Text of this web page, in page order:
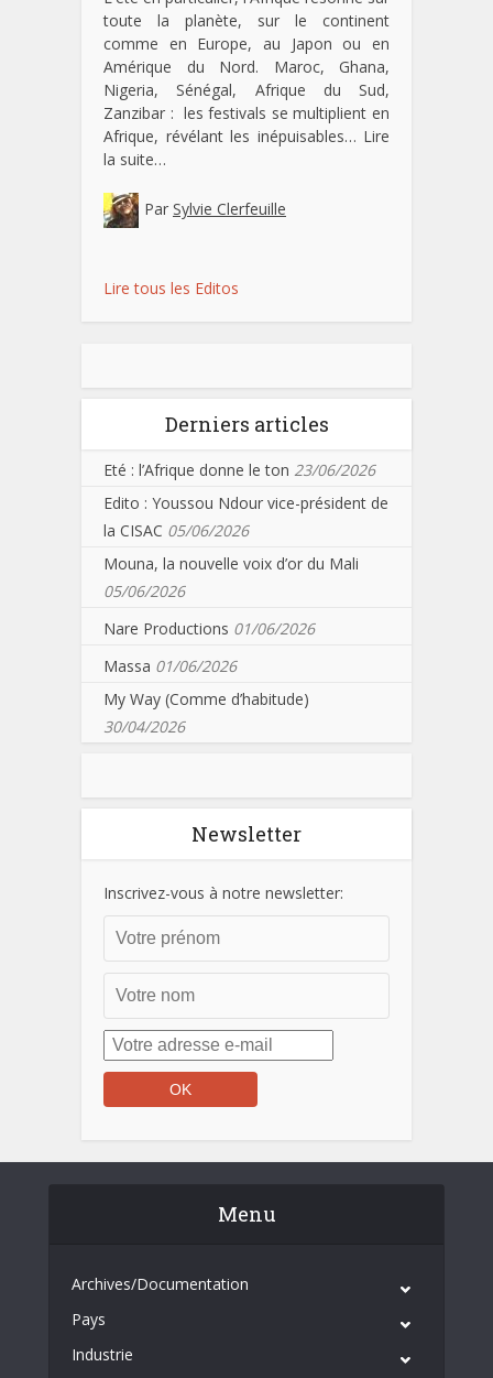
toute la planète, sur le continent
comme en Europe, au Japon ou en
Amérique du Nord. Maroc, Ghana,
Nigeria, Sénégal, Afrique du Sud,
Zanzibar : les festivals se multiplient en
Afrique, révélant les inépuisables… Lire
la suite…
Par Sylvie Clerfeuille
Lire tous les Editos
Derniers articles
Eté : l’Afrique donne le ton 23/06/2026
Edito : Youssou Ndour vice-président de
la CISAC 05/06/2026
Mouna, la nouvelle voix d’or du Mali
05/06/2026
Nare Productions 01/06/2026
Massa 01/06/2026
My Way (Comme d’habitude)
30/04/2026
Newsletter
Inscrivez-vous à notre newsletter:
Menu
Archives/Documentation
Pays
Industrie